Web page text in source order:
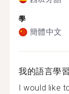
學
簡體中文
我的語言學
I would like